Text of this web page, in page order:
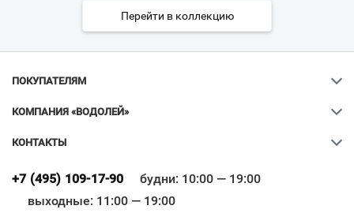
Перейти в коллекцию
ПОКУПАТЕЛЯМ
КОМПАНИЯ «ВОДОЛЕЙ»
КОНТАКТЫ
+7 (495) 109-17-90
будни: 10:00 — 19:00
выходные: 11:00 — 19:00
Всё верно